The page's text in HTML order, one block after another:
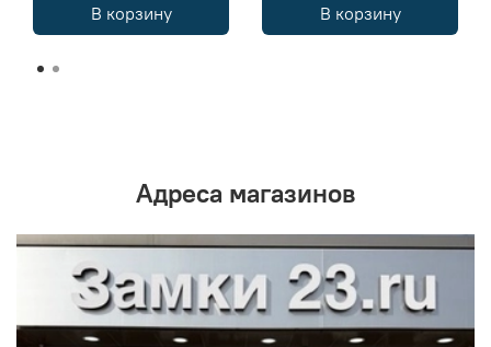
В корзину В корзину
Адреса магазинов